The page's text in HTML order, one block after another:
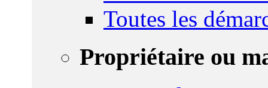
Toutes les
Propriétaire ou